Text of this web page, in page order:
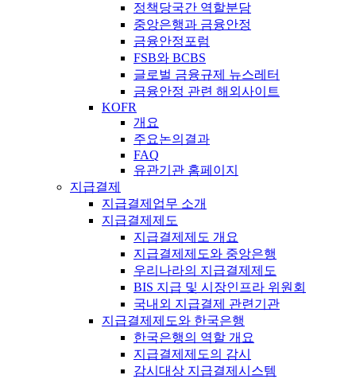
정책당국간 역할분담
중앙은행과 금융안정
금융안정포럼
FSB와 BCBS
글로벌 금융규제 뉴스레터
금융안정 관련 해외사이트
KOFR
개요
주요논의결과
FAQ
유관기관 홈페이지
지급결제
지급결제업무 소개
지급결제제도
지급결제제도 개요
지급결제제도와 중앙은행
우리나라의 지급결제제도
BIS 지급 및 시장인프라 위원회
국내외 지급결제 관련기관
지급결제제도와 한국은행
한국은행의 역할 개요
지급결제제도의 감시
감시대상 지급결제시스템